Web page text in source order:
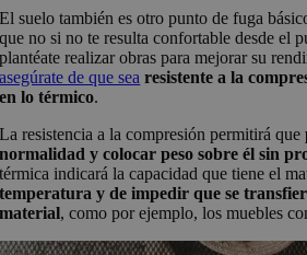
El suelo también es otro punto de fuga
que no si no te resulta confortable desde el
plantéate realizar obras para mejorar su
asegúrate de que sea resistente a la
en lo térmico.
La resistencia a la compresión permitirá que
normalidad y colocar peso sobre él sin
térmica indicará la capacidad que tiene el
temperatura y de impedir que se
material, como por ejemplo, los muebles